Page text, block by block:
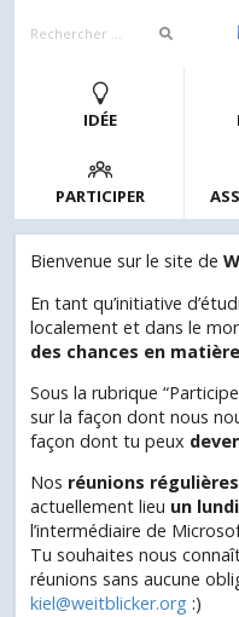
IDÉE
PARTICIPER
Bienvenue sur le site de
En tant qu’initiative
localement et dans le
des chances en
Sous la rubrique
sur la façon dont nous
façon dont tu peux
Nos réunions régulières
actuellement lieu un
l’intermédiaire de
Tu souhaites nous
réunions sans aucune
kiel@weitblicker.org :)